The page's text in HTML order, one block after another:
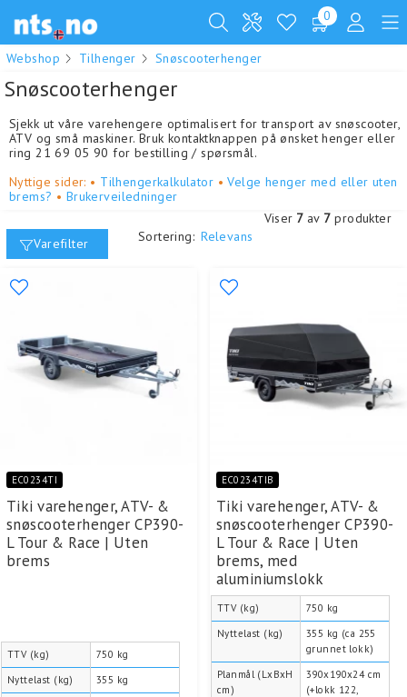
0
Webshop Tilhenger Snøscooterhenger
Snøscooterhenger
Sjekk ut våre varehengere optimalisert for transport av snøscooter,
ATV og små maskiner. Bruk kontaktknappen på ønsket henger eller
ring 21 69 05 90 for bestilling / spørsmål.
Nyttige sider: • Tilhengerkalkulator • Velge henger med eller uten
brems? • Brukerveiledninger
Varefilter Sortering: Relevans
Viser 7 av 7 produkter
EC0234TI
Tiki varehenger, ATV- &
snøscooterhenger CP390-
L Tour & Race | Uten
brems
TTV (kg)
750 kg
Nyttelast (kg)
355 kg
EC0234TIB
Tiki varehenger, ATV- &
snøscooterhenger CP390-
L Tour & Race | Uten
brems, med
aluminiumslokk
TTV (kg)
750 kg
Nyttelast (kg)
355 kg (ca 255
grunnet lokk)
Planmål (LxBxH
cm)
390x190x24 cm
(+lokk 122,